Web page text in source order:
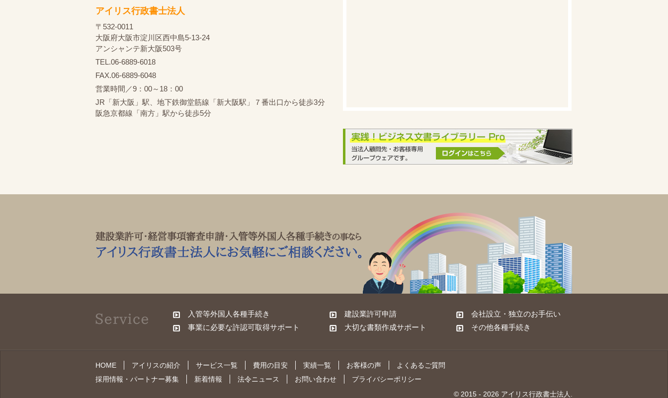
アイリス行政書士法人
〒532-0011
大阪府大阪市淀川区西中島5-13-24
アンシャンテ新大阪503号
TEL.06-6889-6018
FAX.06-6889-6048
営業時間／9：00～18：00
JR「新大阪」駅、地下鉄御堂筋線「新大阪駅」７番出口から徒歩3分
阪急京都線「南方」駅から徒歩5分
入管等外国人各種手続き
事業に必要な許認可取得サポート
建設業許可申請
大切な書類作成サポート
会社設立・独立のお手伝い
その他各種手続き
HOME アイリスの紹介 サービス一覧 費用の目安 実績一覧 お客様の声
よくあるご質問
採用情報・パートナー募集
新着情報 法令ニュース お問い合わせ
プライバシーポリシー
© 2015 - 2026 アイリス行政書士法人.